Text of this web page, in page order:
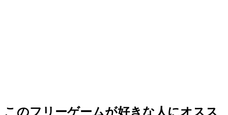
このフリーゲームが好きな人にオスス